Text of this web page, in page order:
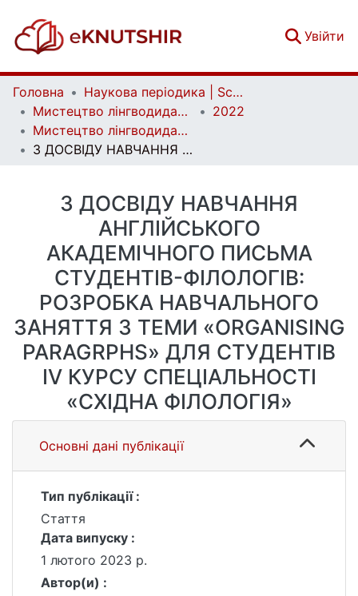
Увійти
Головна
Наукова періодика | Scientific periodicals
Мистецтво лінгводидактики | Ars Linguodidacticae
2022
Мистецтво лінгводидактики. Випуск 10
З ДОСВІДУ НАВЧАННЯ АНГЛІЙСЬКОГО АКАДЕМІЧНОГО ПИСЬМА СТУДЕНТІВ-ФІЛОЛОГІВ: РОЗРОБКА НАВЧАЛЬНОГО ЗАНЯТТЯ З ТЕМИ «ORGANISING PARAGRPHS» ДЛЯ СТУДЕНТІВ ІV КУРСУ СПЕЦІАЛЬНОСТІ «СХІДНА ФІЛОЛОГІЯ»
З ДОСВІДУ НАВЧАННЯ
АНГЛІЙСЬКОГО
АКАДЕМІЧНОГО ПИСЬМА
СТУДЕНТІВ-ФІЛОЛОГІВ:
РОЗРОБКА НАВЧАЛЬНОГО
ЗАНЯТТЯ З ТЕМИ «ORGANISING
PARAGRPHS» ДЛЯ СТУДЕНТІВ
ІV КУРСУ СПЕЦІАЛЬНОСТІ
«СХІДНА ФІЛОЛОГІЯ»
Основні дані публікації
Тип публікації :
Стаття
Дата випуску :
1 лютого 2023 р.
Автор(и) :